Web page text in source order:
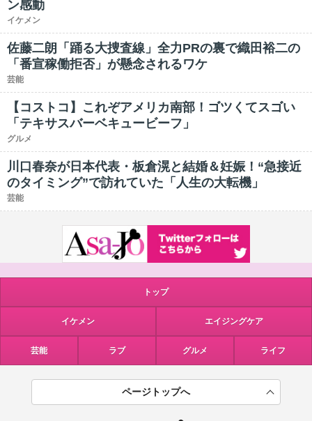
ン感動
イケメン
佐藤二朗「踊る大捜査線」全力PRの裏で織田裕二の
「番宣稼働拒否」が懸念されるワケ
芸能
【コストコ】これぞアメリカ南部！ゴツくてスゴい
「テキサスバーベキュービーフ」
グルメ
川口春奈が日本代表・板倉滉と結婚＆妊娠！“急接近
のタイミング”で訪れていた「人生の大転機」
芸能
トップ
イケメン エイジングケア
芸能 ラブ グルメ ライフ
ページトップへ